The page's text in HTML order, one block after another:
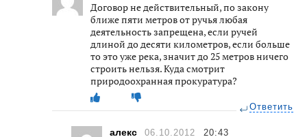
Договор не действительный, по закону
ближе пяти метров от ручья любая
деятельность запрещена, если ручей
длиной до десяти километров, если больше
то это уже река, значит до 25 метров ничего
строить нельзя. Куда смотрит
природоохранная прокуратура?
Ответить
алекс 06.10.2012 20:43